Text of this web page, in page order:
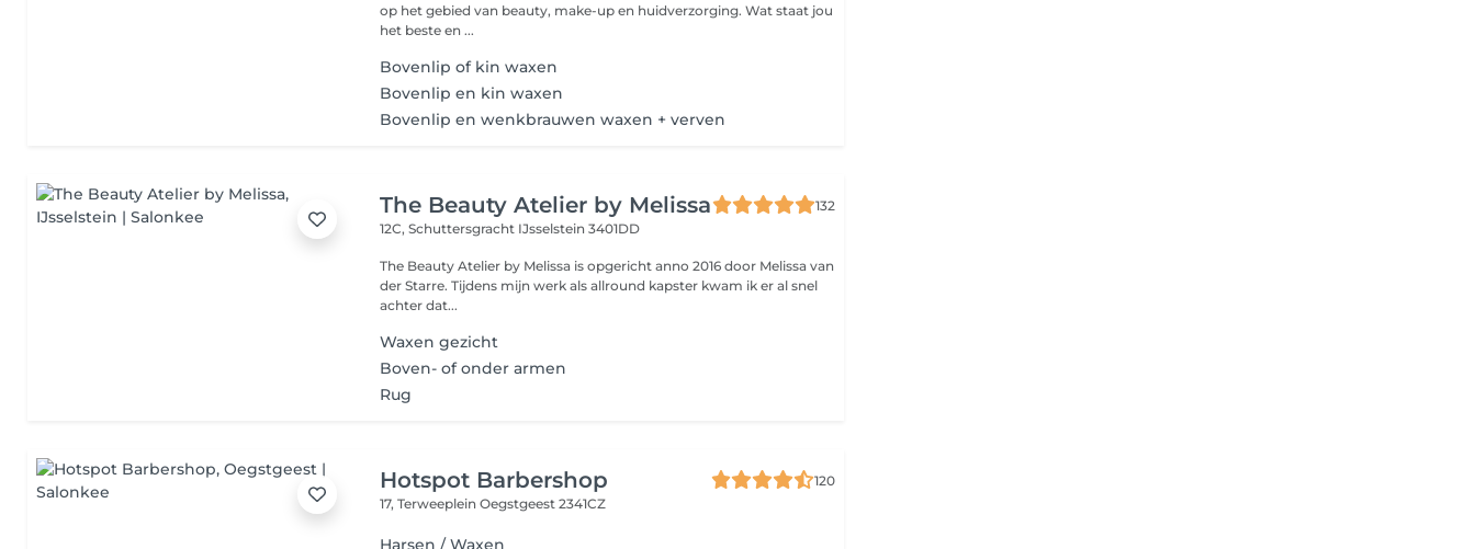
op het gebied van beauty, make-up en huidverzorging. Wat staat jou
het beste en ...
Bovenlip of kin waxen
Bovenlip en kin waxen
Bovenlip en wenkbrauwen waxen + verven
The Beauty Atelier by Melissa
132
12C, Schuttersgracht IJsselstein 3401DD
The Beauty Atelier by Melissa is opgericht anno 2016 door Melissa van
der Starre. Tijdens mijn werk als allround kapster kwam ik er al snel
achter dat...
Waxen gezicht
Boven- of onder armen
Rug
Hotspot Barbershop
120
17, TerweepleinOegstgeest 2341CZ
Harsen / Waxen